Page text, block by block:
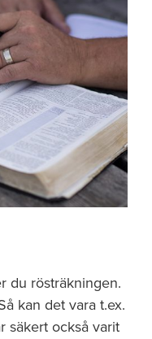
du rösträkningen.
kan det vara t.ex.
säkert också varit